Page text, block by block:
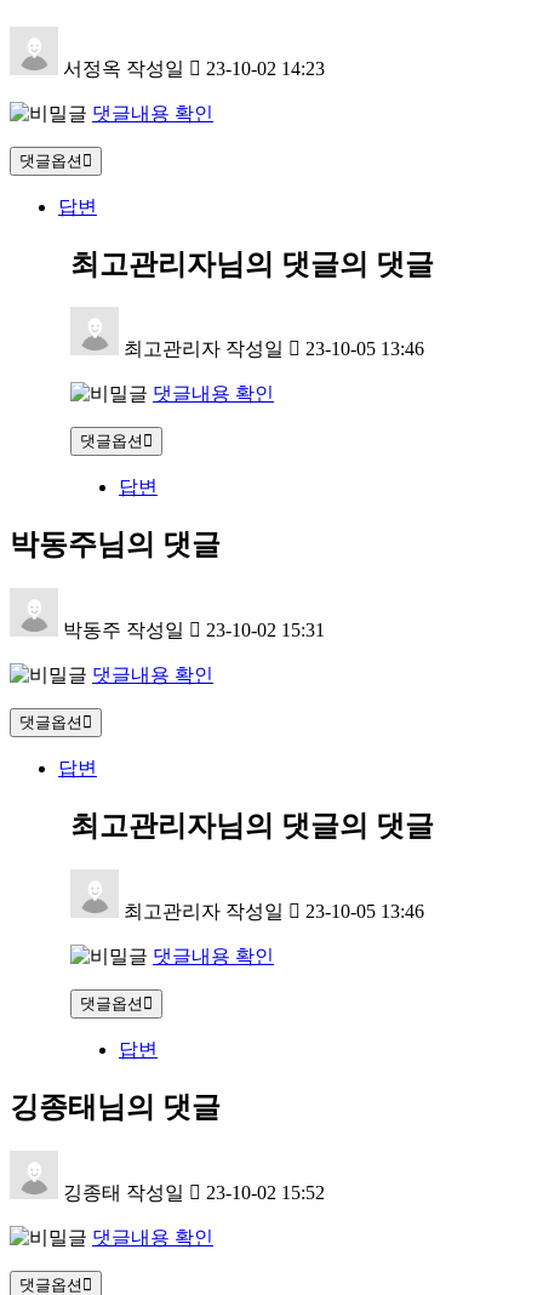
서정옥 작성일 23-10-02 14:23
댓글내용 확인
댓글옵션
답변
최고관리자님의 댓글의 댓글
최고관리자 작성일 23-10-05 13:46
댓글내용 확인
댓글옵션
답변
박동주님의 댓글
박동주 작성일 23-10-02 15:31
댓글내용 확인
댓글옵션
답변
최고관리자님의 댓글의 댓글
최고관리자 작성일 23-10-05 13:46
댓글내용 확인
댓글옵션
답변
깅종태님의 댓글
깅종태 작성일 23-10-02 15:52
댓글내용 확인
댓글옵션